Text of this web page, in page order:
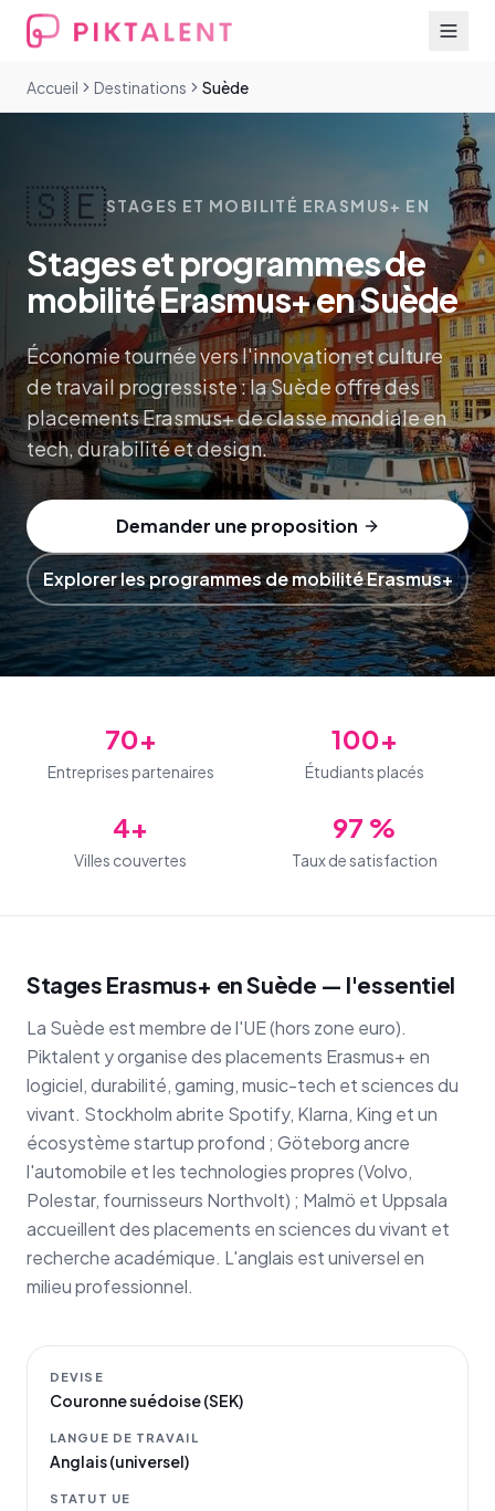
Accueil Destinations Suède
🇸🇪STAGES ET MOBILITÉ ERASMUS+ EN
Stages et programmes de
mobilité Erasmus+ en Suède
Économie tournée vers l'innovation et culture
de travail progressiste : la Suède offre des
placements Erasmus+ de classe mondiale en
tech, durabilité et design.
Demander une proposition
Explorer les programmes de mobilité Erasmus+
70+
Entreprises partenaires
100+
Étudiants placés
4+
Villes couvertes
97 %
Taux de satisfaction
Stages Erasmus+ en Suède — l'essentiel
La Suède est membre de l'UE (hors zone euro).
Piktalent y organise des placements Erasmus+ en
logiciel, durabilité, gaming, music-tech et sciences du
vivant. Stockholm abrite Spotify, Klarna, King et un
écosystème startup profond ; Göteborg ancre
l'automobile et les technologies propres (Volvo,
Polestar, fournisseurs Northvolt) ; Malmö et Uppsala
accueillent des placements en sciences du vivant et
recherche académique. L'anglais est universel en
milieu professionnel.
DEVISE
Couronne suédoise (SEK)
LANGUE DE TRAVAIL
Anglais (universel)
STATUT UE